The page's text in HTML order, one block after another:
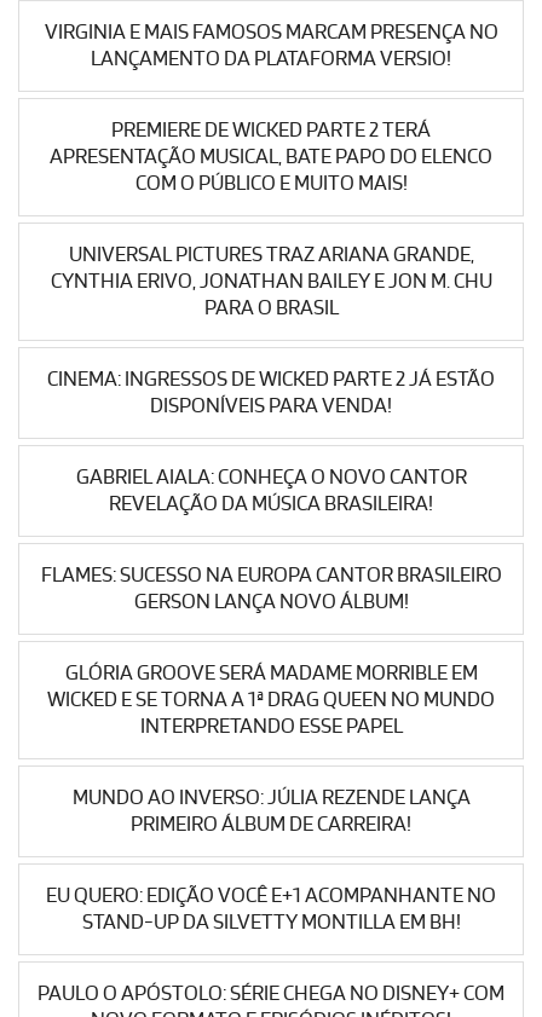
VIRGINIA E MAIS FAMOSOS MARCAM PRESENÇA NO
LANÇAMENTO DA PLATAFORMA VERSIO!
PREMIERE DE WICKED PARTE 2 TERÁ
APRESENTAÇÃO MUSICAL, BATE PAPO DO ELENCO
COM O PÚBLICO E MUITO MAIS!
UNIVERSAL PICTURES TRAZ ARIANA GRANDE,
CYNTHIA ERIVO, JONATHAN BAILEY E JON M. CHU
PARA O BRASIL
CINEMA: INGRESSOS DE WICKED PARTE 2 JÁ ESTÃO
DISPONÍVEIS PARA VENDA!
GABRIEL AIALA: CONHEÇA O NOVO CANTOR
REVELAÇÃO DA MÚSICA BRASILEIRA!
FLAMES: SUCESSO NA EUROPA CANTOR BRASILEIRO
GERSON LANÇA NOVO ÁLBUM!
GLÓRIA GROOVE SERÁ MADAME MORRIBLE EM
WICKED E SE TORNA A 1ª DRAG QUEEN NO MUNDO
INTERPRETANDO ESSE PAPEL
MUNDO AO INVERSO: JÚLIA REZENDE LANÇA
PRIMEIRO ÁLBUM DE CARREIRA!
EU QUERO: EDIÇÃO VOCÊ E+1 ACOMPANHANTE NO
STAND-UP DA SILVETTY MONTILLA EM BH!
PAULO O APÓSTOLO: SÉRIE CHEGA NO DISNEY+ COM